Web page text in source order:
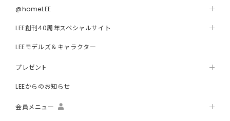
@homeLEE
LEE創刊40周年スペシャルサイト
LEEモデルズ＆キャラクター
プレゼント
LEEからのお知らせ
会員メニュー